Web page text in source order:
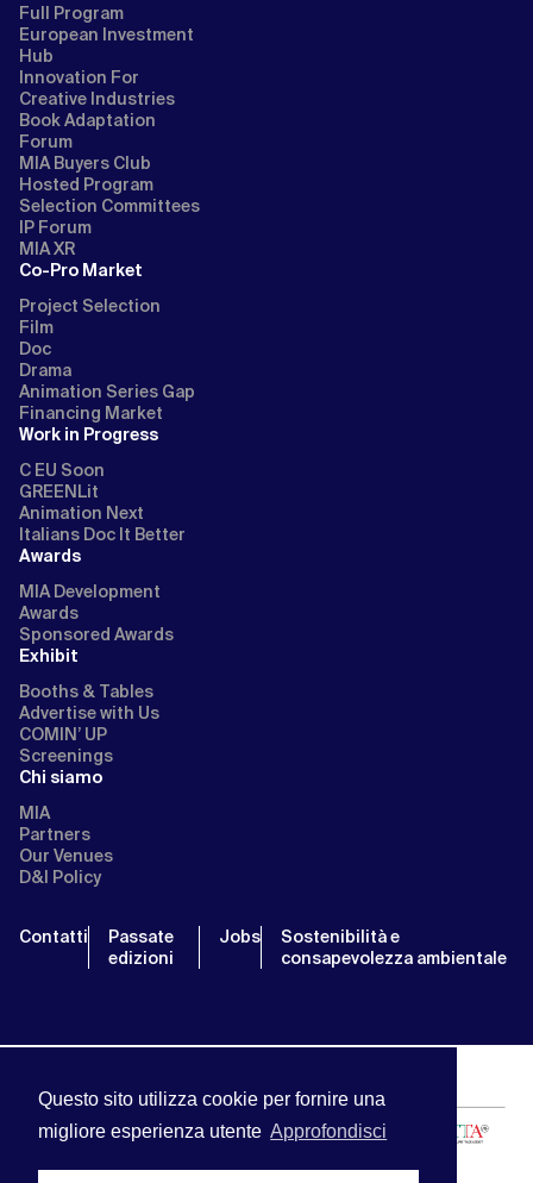
Questo sito utilizza cookie per fornire una
migliore esperienza utente Approfondisci
Full Program
European Investment
Hub
Innovation For
Creative Industries
Book Adaptation
Forum
MIA Buyers Club
Hosted Program
Selection Committees
IP Forum
MIA XR
Co-Pro Market
Project Selection
Film
Doc
Drama
Animation Series Gap
Financing Market
Work in Progress
C EU Soon
GREENLit
Animation Next
Italians Doc It Better
Awards
MIA Development
Awards
Sponsored Awards
Exhibit
Booths & Tables
Advertise with Us
COMIN’ UP
Screenings
Chi siamo
MIA
Partners
Our Venues
D&I Policy
Contatti
Passate
edizioni
Jobs
Sostenibilità e
consapevolezza ambientale